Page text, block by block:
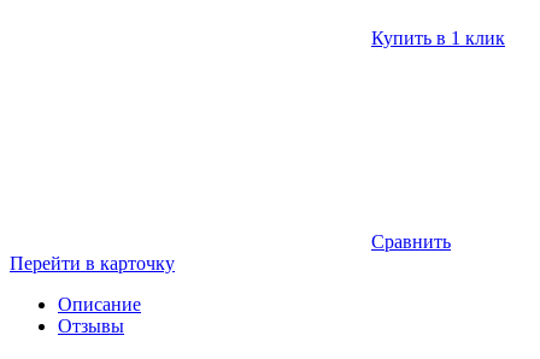
Купить в 1 клик
Сравнить
Перейти в карточку
Описание
Отзывы